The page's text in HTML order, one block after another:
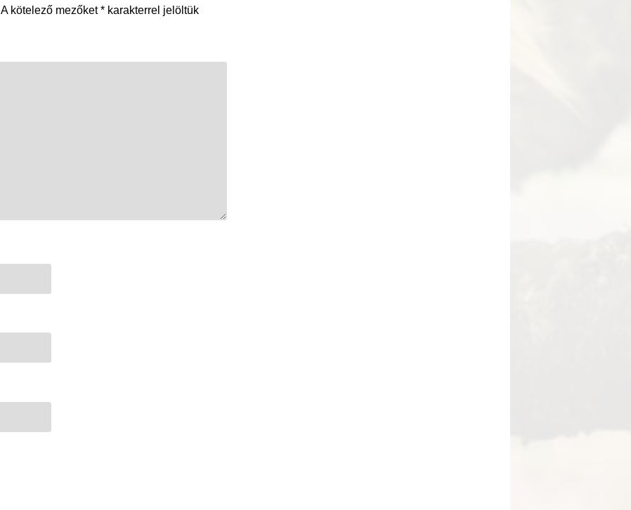
A kötelező mezőket* karakterrel jelöltük